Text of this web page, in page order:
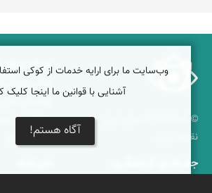
© ۱۳۷۹-۱۴۰۵ نمای ایران
نقشه ایران
درباره نمای
نمای زنده ایران
راهنمای نمای
همکاری با
دریاچه کویر
جغرافیای گردشگری
وب‌سایت ما برای ارایه خدمات از کوکی
آشنایی با قوانین ما اینجا کلیک
آگاه هستم!